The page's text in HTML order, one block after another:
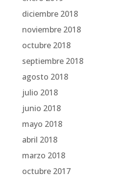
diciembre 2018
noviembre 2018
octubre 2018
septiembre 2018
agosto 2018
julio 2018
junio 2018
mayo 2018
abril 2018
marzo 2018
octubre 2017